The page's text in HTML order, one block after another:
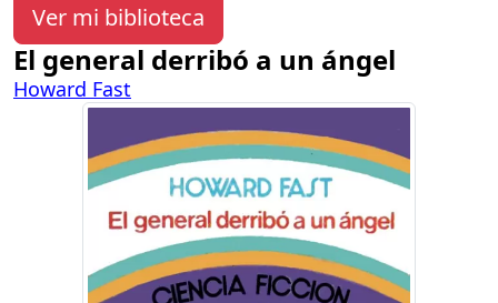
Ver mi biblioteca
El general derribó a un ángel
Howard Fast